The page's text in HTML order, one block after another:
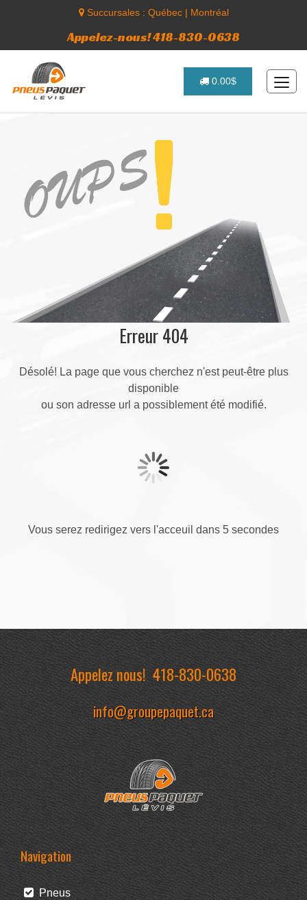
Succursales : Québec| Montréal
Appelez-nous! 418-830-0638
0.00$
Erreur 404
Désolé! La page que vous cherchez n'est peut-être plus
disponible
ou son adresse url a possiblement été modifié.
Vous serez redirigez vers l'acceuil dans 5 secondes
Appelez nous!418-830-0638
info@groupepaquet.ca
Navigation
Pneus